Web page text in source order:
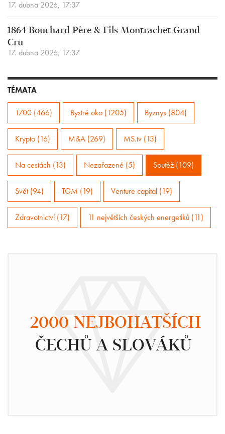
17. dubna 2026, 17:37
1864 Bouchard Père & Fils Montrachet Grand
Cru
17. dubna 2026, 17:37
TÉMATA
1700 (466) Bystré oko (1205) Byznys (804)
Krypto (16) M&A (269) MS.tv (13)
Na cestách (13) Nezařazené (5) Soutěž (109)
Svět (94) TGM (19) Venture capital (19)
Zdravotnictví (17) 11 největších českých energetiků (11)
2000 NEJBOHATŠÍCH
ČECHŮ A SLOVÁKŮ